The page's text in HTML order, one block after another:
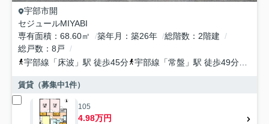
宇部市開
セジュールMIYABI
専有面積
68.60㎡ 築年月 築26年 総階数
2階建
総戸数
8戸
宇部線 「 床波 」駅 徒歩45分 宇部線 「常盤 」駅 徒歩49分
賃貸（募集中1件）
105
4.98万円